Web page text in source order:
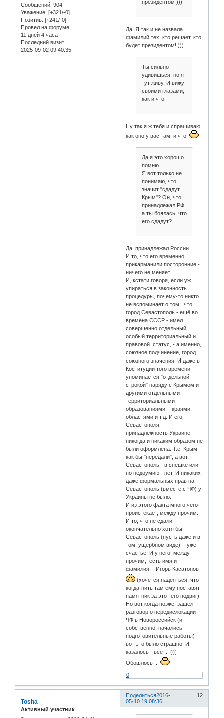
Сообщений: 904
Уважение: [+321/-0]
Позитив: [+241/-0]
Провел на форуме:
11 дней 4 часа
Последний визит:
2025-09-02 09:40:35
президентом )))
Да! Я так и не назвала
фамилий тех, кто решает, кто
будет президентом! )))
Ты сильно
удивишься, но я
тут живу. И вижу
своими глазами,
как и что.
Ну так я ж тебя и спрашиваю,
как оно у вас там, и что
Да я это хорошо
помню.
Я вот только не
понимаю, что
значит "сдадут
Крым"? Он, что
принадлежал РФ,
а ты боялась, что
его сдадут?
Да, принадлежал России.
И то, что его временно
прикарманили посторонние -
ничего не меняет.
И, кстати говоря, если уж
упираться в законность
процедуры, почему-то никто
не вспоминает о том, что
город Севастополь - ещё во
времена СССР - имел
совершенно отдельный,
особый территориальный и
правовой статус, - а именно,
союзное подчинение, город
союзного значения. И даже в
Коституции того времени
упоминается "отдельной
строкой" наряду с Крымом и
другими отдельными
территориальными
образованиями, - краями,
областями и т.д. И его -
Севастополя -
принадлежность Украине
никогда и никаким образом не
были оформлена. Т.е. Крым
как бы "передали", а вот
Севастополь - в спешке или
по недоумию - нет. И никаких
даже формальных прав на
Севастополь (вместе с ЧФ) у
Украины не было.
И из этого факта много чего
проистекает, между прочим.
И то, что не сдали
окончательно хотя бы
Севастополь (пусть даже и в
том, ущербном виде) - уже
счастье. И у него, между
прочим, есть имя и
фамилия, - Игорь Касатонов
(хочется надеяться, что
когда-нить там ему поставят
памятник за этот его подвиг)
Но вот когда позже зашел
разговор о передислокации
ЧФ в Новороссийск (и,
собственно, начались
подготовительные работы) -
вот это было страшно. И
казалось - всё ... (((
Обошлось ...
0
Поделиться 12
2016-
05-10 19:08:36
Tosha
Активный участник